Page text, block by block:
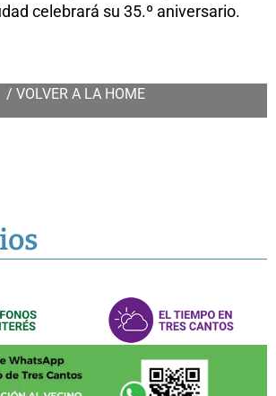
celebrará su 35.º aniversario.
/ VOLVER A LA HOME